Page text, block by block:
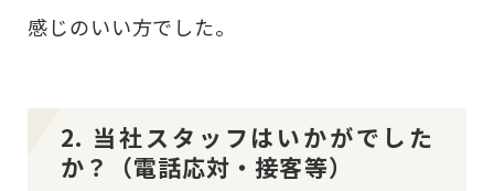
感じのいい方でした。
2. 当社スタッフはいかがでした
か？（電話応対・接客等）